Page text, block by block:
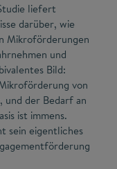
liefert
darüber, wie
Mikroförderungen
und
Bild:
von
und der Bedarf an
ist immens.
sein eigentliches